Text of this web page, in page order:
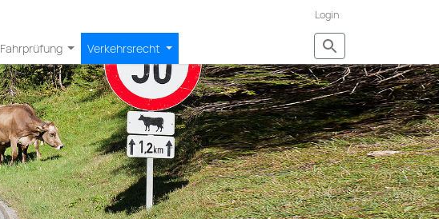
Login
Fahrprüfung Verkehrsrecht